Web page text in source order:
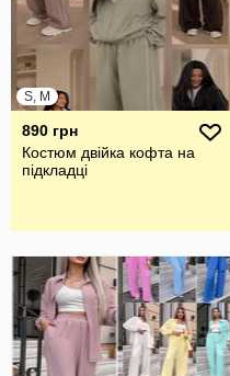
S, M
890 грн
Костюм двійка кофта на
підкладці